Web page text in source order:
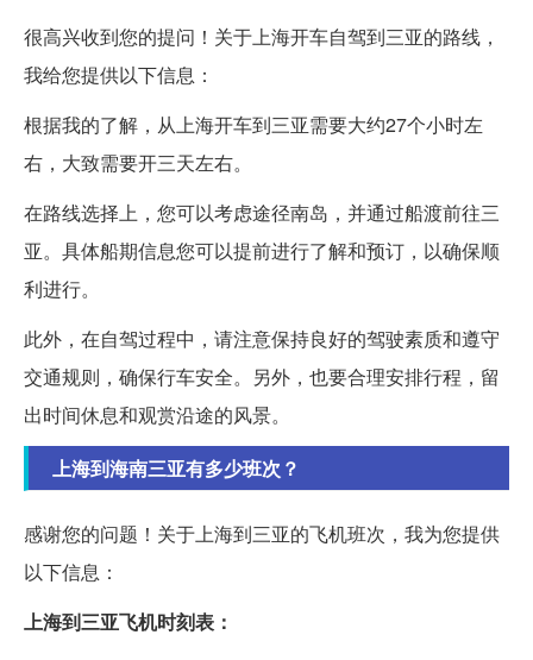
很高兴收到您的提问！关于上海开车自驾到三亚的路线，
我给您提供以下信息：
根据我的了解，从上海开车到三亚需要大约27个小时左
右，大致需要开三天左右。
在路线选择上，您可以考虑途径南岛，并通过船渡前往三
亚。具体船期信息您可以提前进行了解和预订，以确保顺
利进行。
此外，在自驾过程中，请注意保持良好的驾驶素质和遵守
交通规则，确保行车安全。另外，也要合理安排行程，留
出时间休息和观赏沿途的风景。
上海到海南三亚有多少班次？
感谢您的问题！关于上海到三亚的飞机班次，我为您提供
以下信息：
上海到三亚飞机时刻表：